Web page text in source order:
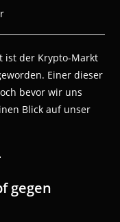
ist der Krypto-Markt
Einer dieser
bevor wir uns
Blick auf unser
gegen